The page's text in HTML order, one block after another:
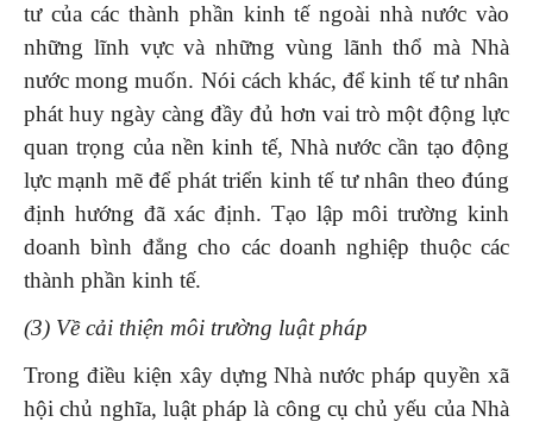
tư của các thành phần kinh tế ngoài nhà nước vào
những lĩnh vực và những vùng lãnh thổ mà Nhà
nước mong muốn. Nói cách khác, để kinh tế tư nhân
phát huy ngày càng đầy đủ hơn vai trò một động lực
quan trọng của nền kinh tế, Nhà nước cần tạo động
lực mạnh mẽ để phát triển kinh tế tư nhân theo đúng
định hướng đã xác định. Tạo lập môi trường kinh
doanh bình đẳng cho các doanh nghiệp thuộc các
thành phần kinh tế.
(3) Về cải thiện môi trường luật pháp
Trong điều kiện xây dựng Nhà nước pháp quyền xã
hội chủ nghĩa, luật pháp là công cụ chủ yếu của Nhà